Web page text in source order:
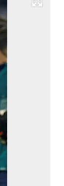
Развернуть на весь экран